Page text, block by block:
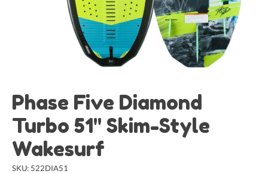
Phase Five Diamond
Turbo 51" Skim-Style
Wakesurf
SKU: 522DIA51